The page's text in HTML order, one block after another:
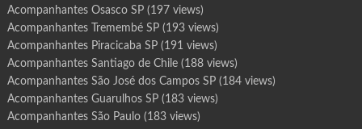
Acompanhantes Osasco SP(197 views)
Acompanhantes Tremembé SP(193 views)
Acompanhantes Piracicaba SP(191 views)
Acompanhantes Santiago de Chile(188 views)
Acompanhantes São José dos Campos SP(184 views)
Acompanhantes Guarulhos SP(183 views)
Acompanhantes São Paulo(183 views)